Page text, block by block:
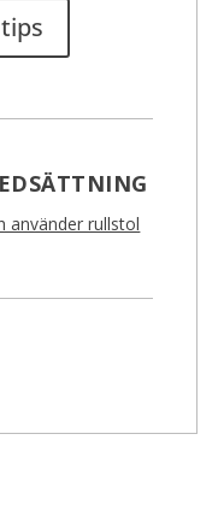
använder rullstol